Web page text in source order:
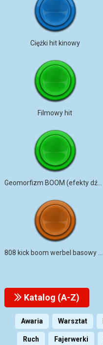
Ciężki hit kinowy
Filmowy hit
Geomorfizm BOOM (efekty dźwiękowe zwiastuna kinowego)
Katalog (A-Z)
Awaria Warsztat
Ruch Fajerwerki